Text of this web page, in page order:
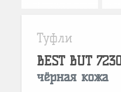
Туфли
BEST BUT
чёрная кожа